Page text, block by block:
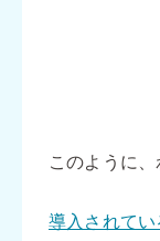
このように
導入されて